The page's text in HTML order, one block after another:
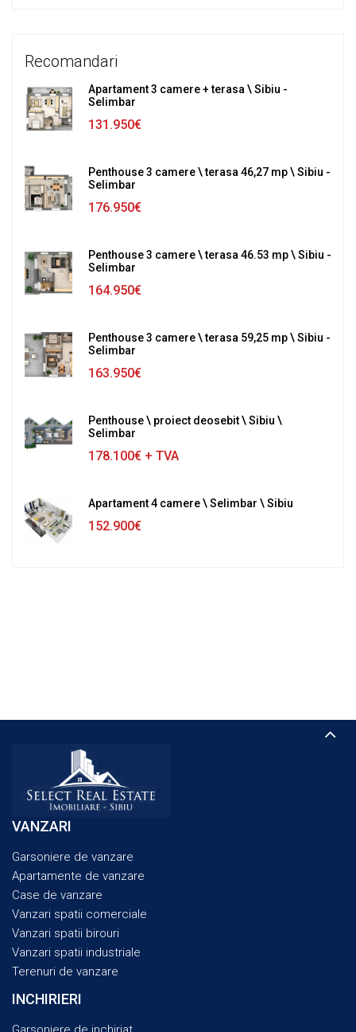
Recomandari
Apartament 3 camere + terasa \ Sibiu -
Selimbar
131.950€
Penthouse 3 camere \ terasa 46,27 mp \ Sibiu -
Selimbar
176.950€
Penthouse 3 camere \ terasa 46.53 mp \ Sibiu -
Selimbar
164.950€
Penthouse 3 camere \ terasa 59,25 mp \ Sibiu -
Selimbar
163.950€
Penthouse \ proiect deosebit \ Sibiu \
Selimbar
178.100€ + TVA
Apartament 4 camere \ Selimbar \ Sibiu
152.900€
VANZARI
Garsoniere de vanzare
Apartamente de vanzare
Case de vanzare
Vanzari spatii comerciale
Vanzari spatii birouri
Vanzari spatii industriale
Terenuri de vanzare
INCHIRIERI